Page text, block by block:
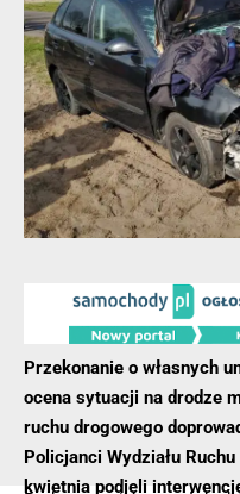
Przekonanie o własnych
ocena sytuacji na drodze
ruchu drogowego
Policjanci Wydziału
kwietnia podjęli